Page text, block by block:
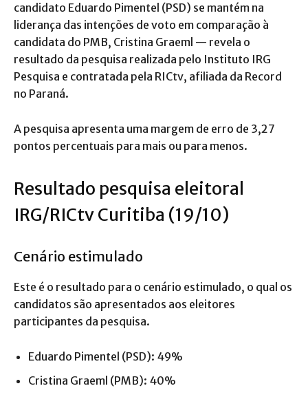
candidato Eduardo Pimentel (PSD) se mantém na
liderança das intenções de voto em comparação à
candidata do PMB, Cristina Graeml — revela o
resultado da pesquisa realizada pelo Instituto IRG
Pesquisa e contratada pela RICtv, afiliada da Record
no Paraná.
A pesquisa apresenta uma margem de erro de 3,27
pontos percentuais para mais ou para menos.
Resultado pesquisa eleitoral
IRG/RICtv Curitiba (19/10)
Cenário estimulado
Este é o resultado para o cenário estimulado, o qual os
candidatos são apresentados aos eleitores
participantes da pesquisa.
Eduardo Pimentel (PSD): 49%
Cristina Graeml (PMB): 40%